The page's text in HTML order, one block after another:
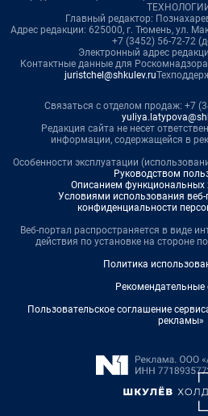
Главный редактор:
Адрес редакции: 625000, г. Тюмень, ул.
+7 (3452) 56-72-72
Электронный адрес
Контактные данные для
juristchel@shkulev.ru
Связаться с отделом продаж: +7
Редакция сайта не несет
информации, содержащейся в
Особенности эксплуатации
Руководством
Описанием функциональных
Условиями использования
конфиденциальности
Веб-портал распространяется в виде
действия по установке на стороне
Политика
Рекомендательные
Пользовательское соглашение
рекламы»